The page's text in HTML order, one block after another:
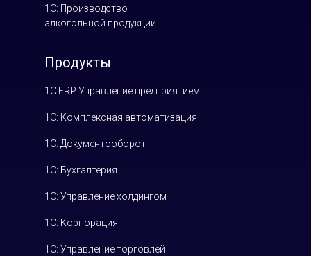
Продукты
1С: Производство
алкогольной продукции
1С:ERP Управление предприятием
1С: Комплексная автоматизация
1С: Документооборот
1С: Управление холдингом
1С: Корпорация
1С: Бухгалтерия
1С: Управление торговлей